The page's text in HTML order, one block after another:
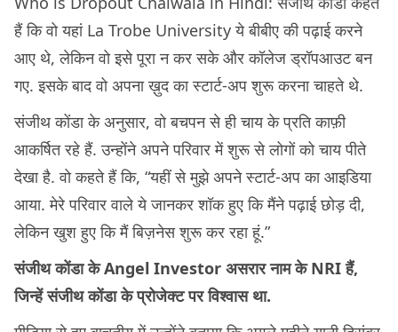
हैं कि वो यहां La Trobe University ये बीबीए की पढ़ाई करने
आए थे, लेकिन वो इसे पूरा न कर सके और कॉलेज ड्रॉपआउट बन
गए. इसके बाद वो अपना ख़ुद का स्टार्ट-अप शुरू करना चाहते थे.
संजीथ कोंडा के अनुसार, वो बचपन से ही चाय के प्रति काफ़ी
आकर्षित रहे हैं. उन्होंने अपने परिवार में शुरू से लोगों को चाय पीते
देखा है. वो कहते हैं कि, “यहीं से मुझे अपने स्टार्ट-अप का आइडिया
आया. मेरे परिवार वाले ये जानकर शॉक हुए कि मैंने पढ़ाई छोड़ दी,
लेकिन खुश हुए कि मैं बिज़नेस शुरू कर रहा हूं.”
संजीथ कोंडा के Angel Investor असरार नाम के NRI हैं,
जिन्हें संजीथ कोंडा के प्रोजेक्ट पर विश्वास था.